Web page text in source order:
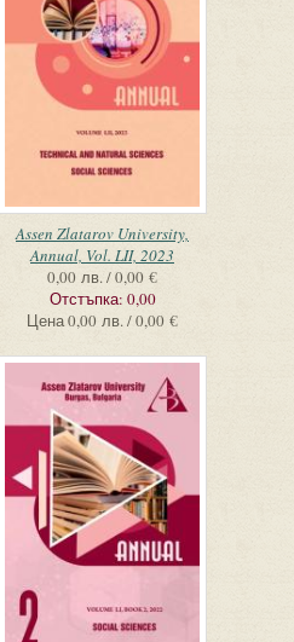
Assen Zlatarov University,
Annual, Vol. LII, 2023
0,00 лв. / 0,00 €
Отстъпка: 0,00
Цена0,00 лв. / 0,00 €